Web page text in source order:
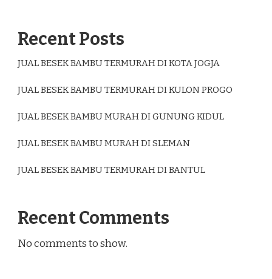
Recent Posts
JUAL BESEK BAMBU TERMURAH DI KOTA JOGJA
JUAL BESEK BAMBU TERMURAH DI KULON PROGO
JUAL BESEK BAMBU MURAH DI GUNUNG KIDUL
JUAL BESEK BAMBU MURAH DI SLEMAN
JUAL BESEK BAMBU TERMURAH DI BANTUL
Recent Comments
No comments to show.